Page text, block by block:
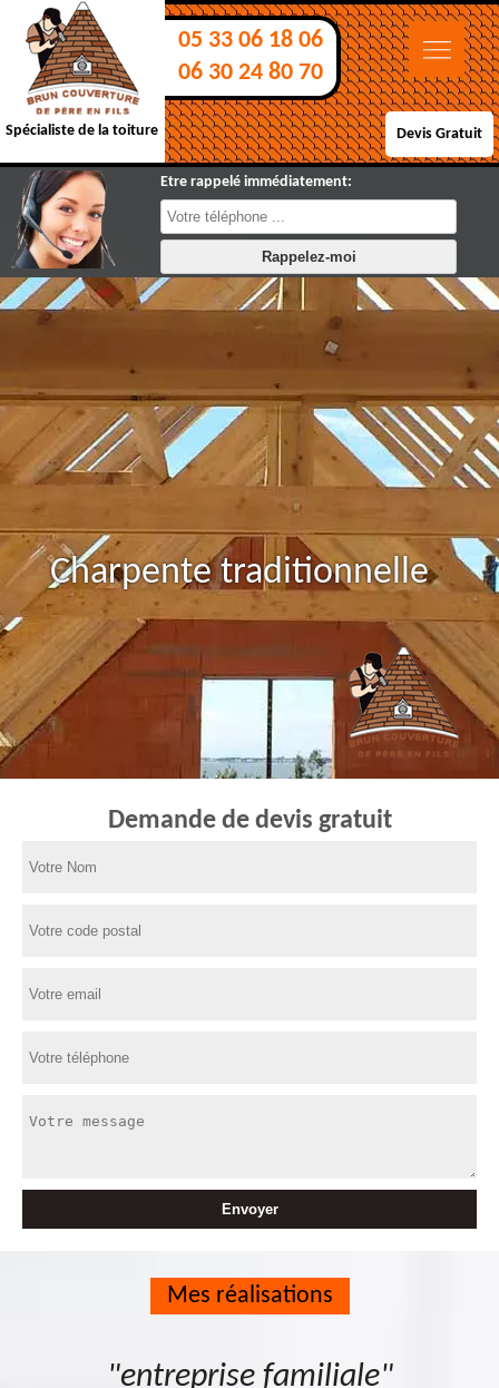
Spécialiste de la toiture
05 33 06 18 06
06 30 24 80 70
Devis Gratuit
Etre rappelé immédiatement:
Charpente traditionnelle
Demande de devis gratuit
Mes réalisations
"entreprise familiale"